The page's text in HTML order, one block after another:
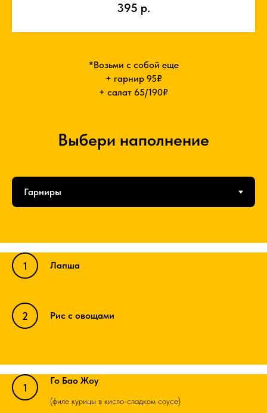
395 р.
*Возьми с собой еще
+ гарнир 95₽
+ салат 65/190₽
Выбери наполнение
Лапша
Рис с овощами
Го Бао Жоу
(филе курицы в кисло-сладком соусе)